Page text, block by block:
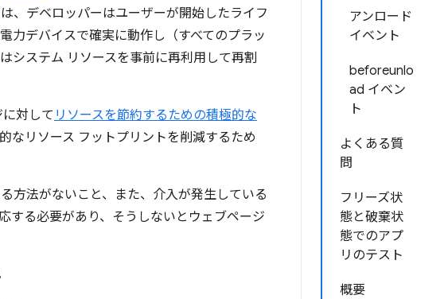
アンロード
イベント
beforeunlo
ad イベン
ト
よくある質
問
フリーズ状
態と破棄状
態でのアプ
リのテスト
概要
、デベロッパーはユーザーが開始したライフ
力デバイスで確実に動作し（すべてのプラッ
システム リソースを事前に再利用して再割
対して リソースを節約するための積極的な
なリソース フットプリントを削減するため
方法がないこと、また、介入が発生している
する必要があり、そうしないとウェブページ